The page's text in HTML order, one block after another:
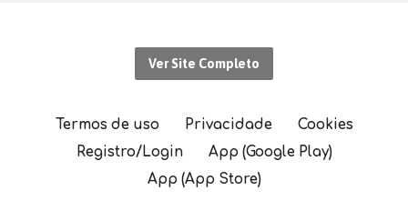
Ver Site Completo
Termos de uso Privacidade
Cookies
Registro/Login
App (Google Play)
App (App Store)